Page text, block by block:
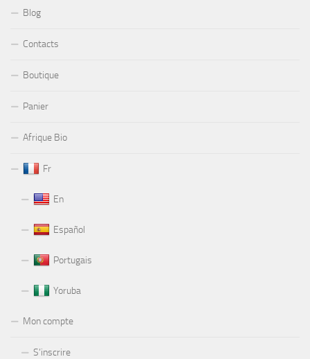
Blog
Contacts
Boutique
Panier
Afrique Bio
Fr
En
Español
Portugais
Yoruba
Mon compte
S’inscrire